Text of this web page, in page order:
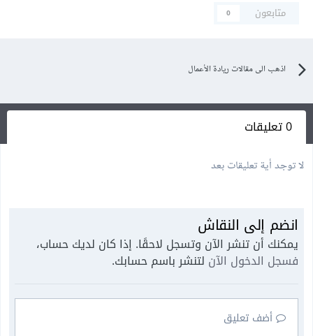
متابعون
0
اذهب الى مقالات ريادة الأعمال
0 تعليقات
لا توجد أية تعليقات بعد
انضم إلى النقاش
يمكنك أن تنشر الآن وتسجل لاحقًا. إذا كان لديك حساب،
فسجل الدخول الآن لتنشر باسم حسابك.
أضف تعليق